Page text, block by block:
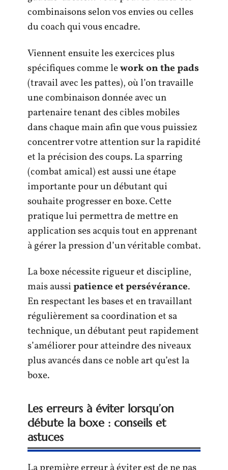
combinaisons selon vos envies ou celles
du coach qui vous encadre.
Viennent ensuite les exercices plus
spécifiques comme lework on the pads
(travail avec les pattes), où l’on travaille
une combinaison donnée avec un
partenaire tenant des cibles mobiles
dans chaque main afin que vous puissiez
concentrer votre attention sur la rapidité
et la précision des coups. La sparring
(combat amical) est aussi une étape
importante pour un débutant qui
souhaite progresser en boxe. Cette
pratique lui permettra de mettre en
application ses acquis tout en apprenant
à gérer la pression d’un véritable combat.
La boxe nécessite rigueur et discipline,
mais aussipatience et persévérance.
En respectant les bases et en travaillant
régulièrement sa coordination et sa
technique, un débutant peut rapidement
s’améliorer pour atteindre des niveaux
plus avancés dans ce noble art qu’est la
boxe.
Les erreurs à éviter lorsqu’on
débute la boxe : conseils et
astuces